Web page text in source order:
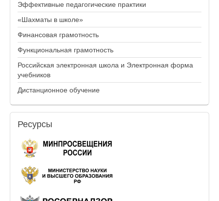
Эффективные педагогические практики
«Шахматы в школе»
Финансовая грамотность
Функциональная грамотность
Российская электронная школа и Электронная форма
учебников
Дистанционное обучение
Ресурсы